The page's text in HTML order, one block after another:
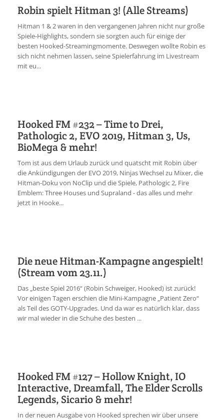
Robin spielt Hitman 3! (Alle Streams)
Hitman 1 & 2 waren in den vergangenen Jahren nicht nur große
Spiele-Highlights, sondern sie sorgten auch für einige der
besten Hooked-Streamingmomente. Deswegen wollte Robin es
sich nicht nehmen lassen, seine Spielerfahrung im Livestream
mit eu...
Hooked FM #232 – Time to Drei,
Pathologic 2, EVO 2019, Hitman 3, Us,
BioMega & mehr!
Tom ist aus dem Urlaub zurück und quatscht mit Robin über
die Ankündigungen der EVO 2019, Ninjas Wechsel zu Mixer, die
Hitman-Doku von NoClip und die Spiele, Pathologic 2, Fire
Emblem: Three Houses und Supraland - das alles und mehr
jetzt in Hooke...
Die neue Hitman-Kampagne angespielt!
(Stream vom 23.11.)
Das „beste Spiel 2016“ (Robin Schweiger, Hooked) ist zurück!
Vor einigen Tagen erschien die Mini-Kampagne „Patient Zero“
als Teil des GOTY-Upgrades. Und da war es natürlich klar, dass
wir mal wieder in die Schuhe des besten ...
Hooked FM #127 – Hollow Knight, IO
Interactive, Dreamfall, The Elder Scrolls
Legends, Sicario & mehr!
In der neuen Ausgabe von Hooked sprechen wir über unsere